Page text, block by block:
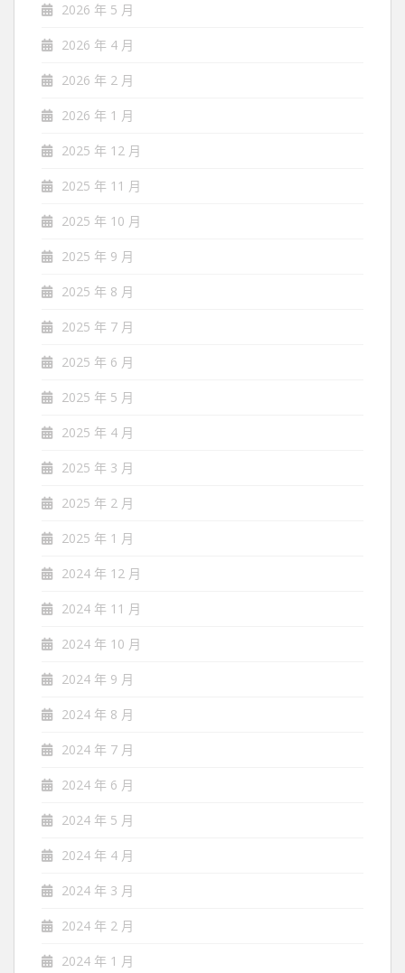
2026 年 5 月
2026 年 4 月
2026 年 2 月
2026 年 1 月
2025 年 12 月
2025 年 11 月
2025 年 10 月
2025 年 9 月
2025 年 8 月
2025 年 7 月
2025 年 6 月
2025 年 5 月
2025 年 4 月
2025 年 3 月
2025 年 2 月
2025 年 1 月
2024 年 12 月
2024 年 11 月
2024 年 10 月
2024 年 9 月
2024 年 8 月
2024 年 7 月
2024 年 6 月
2024 年 5 月
2024 年 4 月
2024 年 3 月
2024 年 2 月
2024 年 1 月